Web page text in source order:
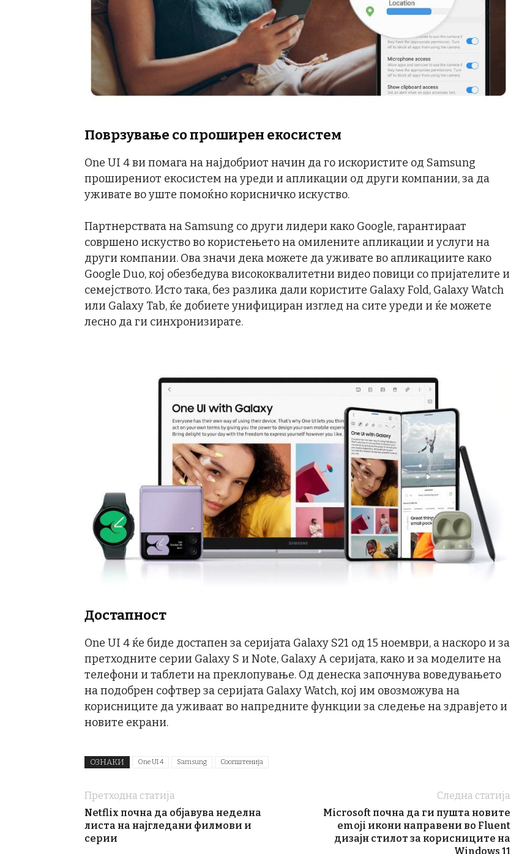
Поврзување со проширен екосистем
One UI 4 ви помага на најдобриот начин да го искористите од Samsung
проширениот екосистем на уреди и апликации од други компании, за да
уживате во уште помоќно корисничко искуство.
Партнерствата на Samsung со други лидери како Google, гарантираат
совршено искуство во користењето на омилените апликации и услуги на
други компании. Ова значи дека можете да уживате во апликациите како
Google Duo, кој обезбедува висококвалитетни видео повици со пријателите и
семејството. Исто така, без разлика дали користите Galaxy Fold, Galaxy Watch
или Galaxy Tab, ќе добиете унифициран изглед на сите уреди и ќе можете
лесно да ги синхронизирате.
Достапност
One UI 4 ќе биде достапен за серијата Galaxy S21 од 15 ноември, а наскоро и за
претходните серии Galaxy S и Note, Galaxy A серијата, како и за моделите на
телефони и таблети на преклопување. Од денеска започнува воведувањето
на подобрен софтвер за серијата Galaxy Watch, кој им овозможува на
корисниците да уживаат во напредните функции за следење на здравјето и
новите екрани.
ОЗНАКИ One UI 4 Samsung Соопштенија
Претходна статија
Netflix почна да објавува неделна
листа на најгледани филмови и
серии
Следна статија
Microsoft почна да ги пушта новите
emoji икони направени во Fluent
дизајн стилот за корисниците на
Windows 11